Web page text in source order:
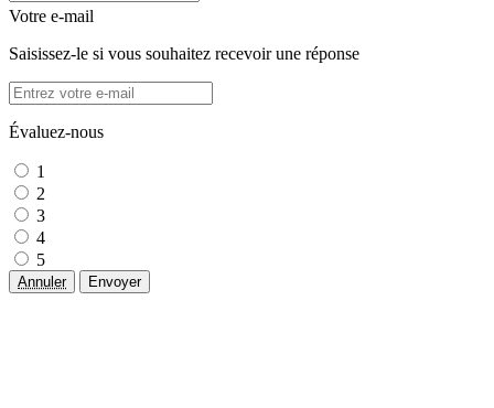
Votre e-mail
Saisissez-le si vous souhaitez recevoir une réponse
Évaluez-nous
1
2
3
4
5
Annuler Envoyer